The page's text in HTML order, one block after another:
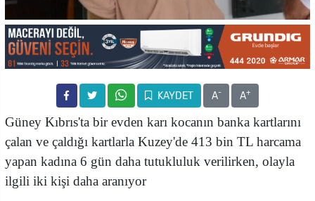
KAYDET A- A+
Güney Kıbrıs'ta bir evden karı kocanın banka kartlarını
çalan ve çaldığı kartlarla Kuzey'de 413 bin TL harcama
yapan kadına 6 gün daha tutukluluk verilirken, olayla
ilgili iki kişi daha aranıyor